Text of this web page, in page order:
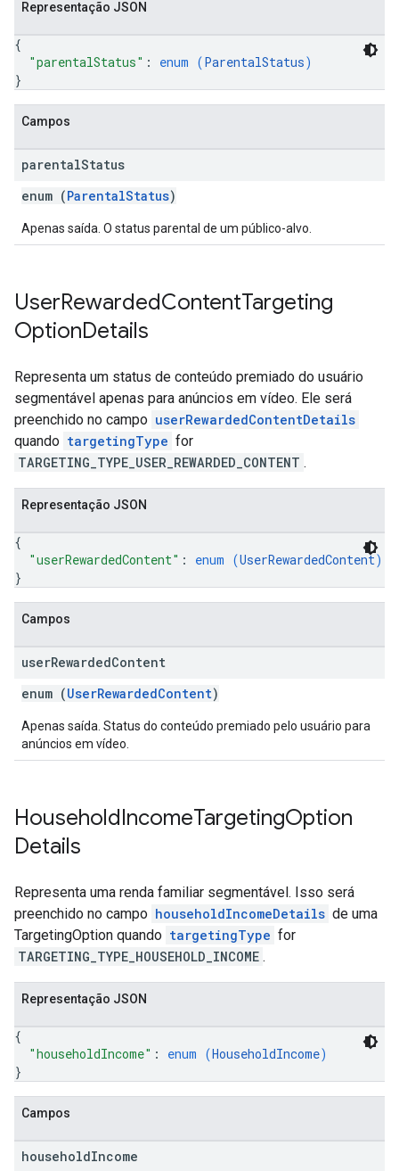
Representação JSON
{
"parentalStatus" : enum (ParentalStatus)
}
Campos
parentalStatus
enum (ParentalStatus)
Apenas saída. O status parental de um público-alvo.
UserRewardedContentTargeting
OptionDetails
Representa um status de conteúdo premiado do usuário
segmentável apenas para anúncios em vídeo. Ele será
preenchido no campo userRewardedContentDetails
quando targetingType for
TARGETING_TYPE_USER_REWARDED_CONTENT .
Representação JSON
{
"userRewardedContent" : enum (UserRewardedContent)
}
Campos
userRewardedContent
enum (UserRewardedContent)
Apenas saída. Status do conteúdo premiado pelo usuário para
anúncios em vídeo.
HouseholdIncomeTargetingOption
Details
Representa uma renda familiar segmentável. Isso será
preenchido no campo householdIncomeDetails de uma
TargetingOption quando targetingType for
TARGETING_TYPE_HOUSEHOLD_INCOME .
Representação JSON
{
"householdIncome" : enum (HouseholdIncome)
}
Campos
householdIncome